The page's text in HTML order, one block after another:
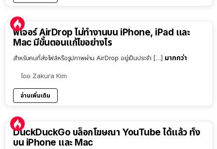
ฟีเจอร์ AirDrop ไม่ทำงานบน iPhone, iPad และ
Mac มีขั้นตอนแก้ไขอย่างไร
สำหรับคนที่ส่งไฟล์หรือรูปภาพผ่าน AirDrop อยู่เป็นประจำ […] มากกว่า
โดย Zakura Kim
อ่านเพิ่มเติม
DuckDuckGo บล็อกโฆษณา YouTube ได้แล้ว ทั้ง
บน iPhone และ Mac